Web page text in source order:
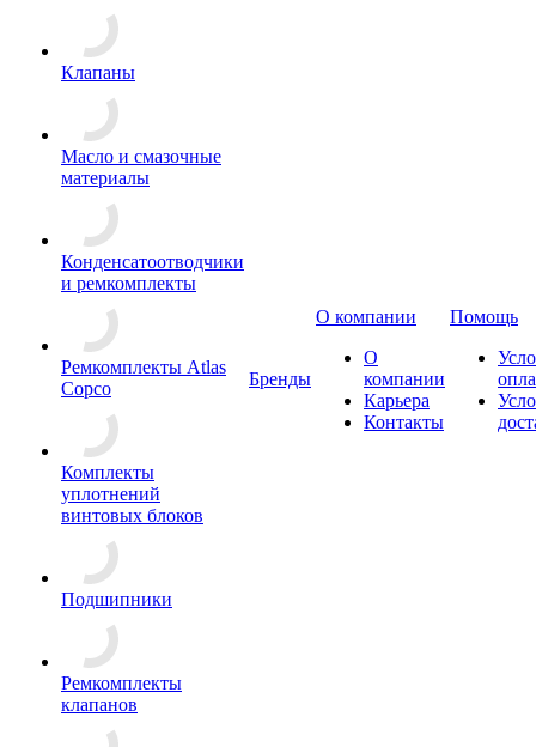
Клапаны
Масло и смазочные
материалы
Конденсатоотводчики
и ремкомплекты
Ремкомплекты Atlas
Copco
Комплекты
уплотнений
винтовых блоков
Подшипники
Ремкомплекты
клапанов
Бренды
О компании
О
компании
Карьера
Контакты
Помощь